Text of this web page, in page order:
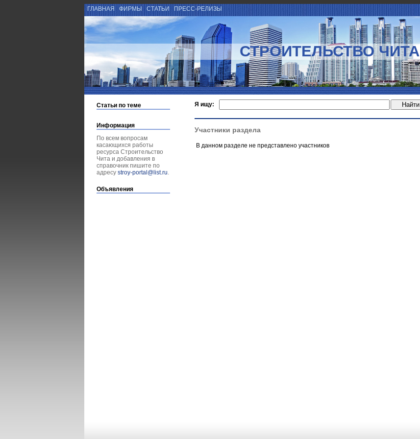
ГЛАВНАЯ ФИРМЫ СТАТЬИ ПРЕСС-РЕЛИЗЫ
СТРОИТЕЛЬСТВО ЧИТА
Статьи по теме
Информация
По всем вопросам
касающихся работы
ресурса Строительство
Чита и добавления в
справочник пишите по
адресу stroy-portal@list.ru.
Объявления
Я ищу:
Участники раздела
В данном разделе не представлено участников